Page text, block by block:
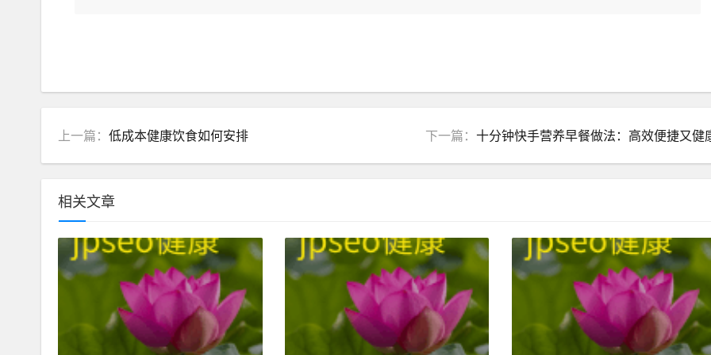
上一篇： 低成本健康饮食如何安排 下一篇： 十分钟快手营养早餐做法：高效便捷又健
相关文章